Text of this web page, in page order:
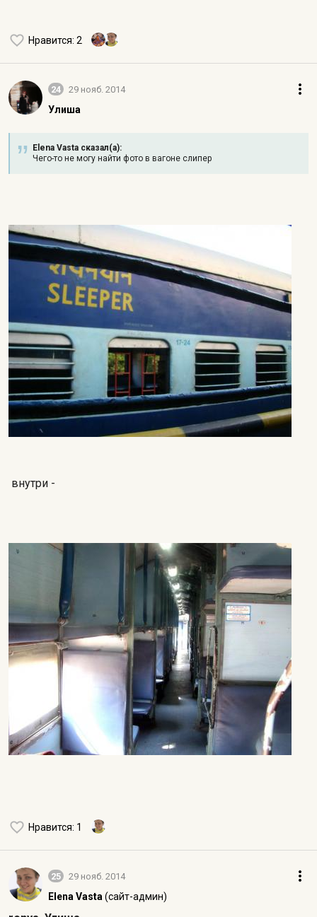
Нравится: 2
24 29 нояб. 2014
Улиша
Elena Vasta сказал(а):
Чего-то не могу найти фото в вагоне слипер
внутри -
Нравится: 1
25 29 нояб. 2014
Elena Vasta (сайт-админ)